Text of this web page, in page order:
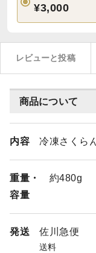
¥3,000
レビューと投稿
商品について
内容 冷凍さくら
重量・
容量
約480g
発送 佐川急便
送料